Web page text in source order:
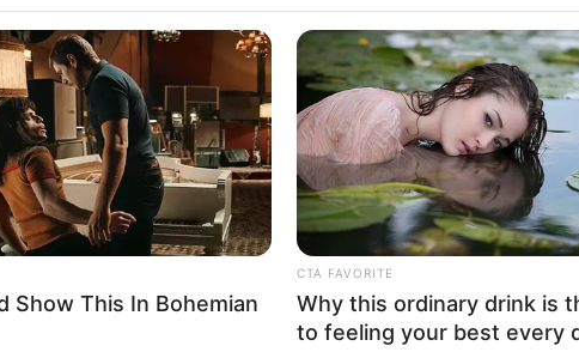
/SEC e DSEI .
do DSEI, foi apresentada as
cada um no atendimento da saúde
Show This In Bohemian
CTA FAVORITE
Why this ordinary drink is
to feeling your best every